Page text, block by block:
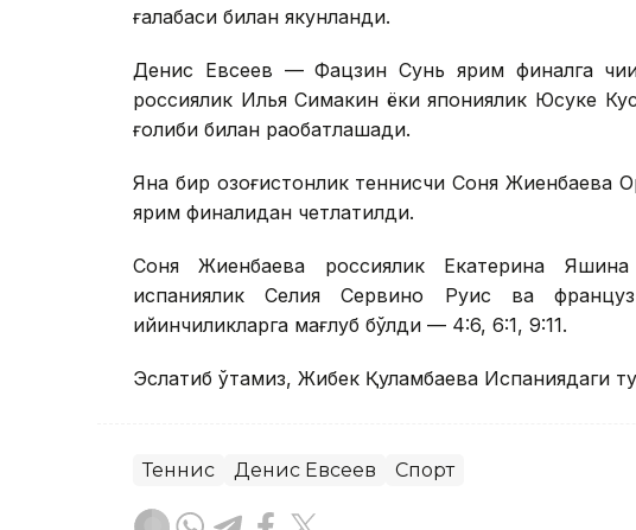
ғалабаси билан якунланди.
Денис Евсеев — Фацзин Сунь ярим финалга
россиялик Илья Симакин ёки япониялик Юсуке
ғолиби билан рақобатлашади.
Яна бир қозоғистонлик теннисчи Соня Жиенбаева
ярим финалидан четлатилди.
Соня Жиенбаева россиялик Екатерина
испаниялик Селия Сервино Руис ва
қийинчиликларга мағлуб бўлди — 4:6, 6:1, 9:11.
Эслатиб ўтамиз, Жибек Қуламбаева Испаниядаги
Теннис Денис Евсеев Спорт